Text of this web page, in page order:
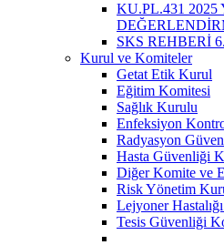
KU.PL.431 2025
SKS REHBERİ
Kurul ve Komiteler
Getat Etik Kurul
Eğitim Komitesi
Sağlık Kurulu
Enfeksiyon
Radyasyon
Hasta Güvenliği
Diğer Komite ve
Risk Yönetim
Lejyoner
Tesis Güvenliği